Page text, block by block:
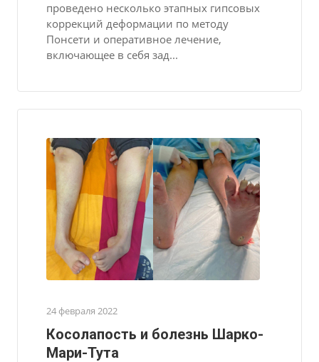
проведено несколько этапных гипсовых
коррекций деформации по методу
Понсети и оперативное лечение,
включающее в себя зад...
24 февраля 2022
Косолапость и болезнь Шарко-
Мари-Тута